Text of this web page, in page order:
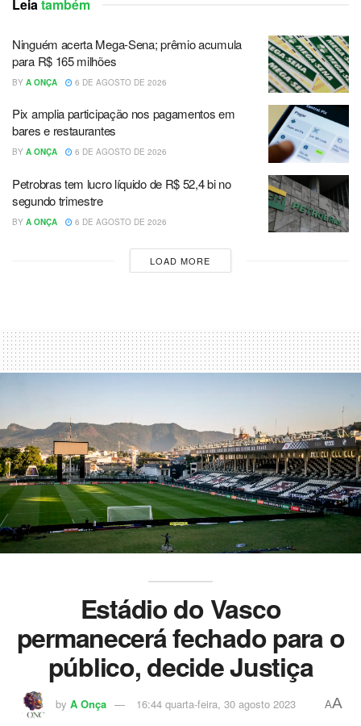
Leia também
Ninguém acerta Mega-Sena; prêmio acumula
para R$ 165 milhões
BY A ONÇA 6 DE AGOSTO DE 2026
Pix amplia participação nos pagamentos em
bares e restaurantes
BY A ONÇA 6 DE AGOSTO DE 2026
Petrobras tem lucro líquido de R$ 52,4 bi no
segundo trimestre
BY A ONÇA 6 DE AGOSTO DE 2026
LOAD MORE
Estádio do Vasco
permanecerá fechado para o
público, decide Justiça
by A Onça 16:44 quarta-feira, 30 agosto 2023 AA